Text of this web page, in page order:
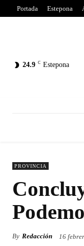
Portada Estepona
24.9 C Estepona
PROVINCIA
By Redacción 16